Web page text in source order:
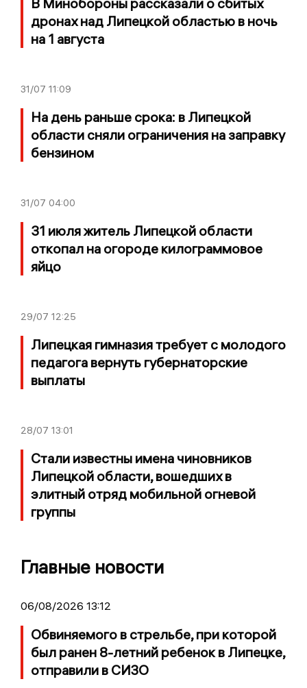
дронах над Липецкой областью в ночь
на 1 августа
31/07 11:09
На день раньше срока: в Липецкой
области сняли ограничения на заправку
бензином
31/07 04:00
31 июля житель Липецкой области
откопал на огороде килограммовое
яйцо
29/07 12:25
Липецкая гимназия требует с молодого
педагога вернуть губернаторские
выплаты
28/07 13:01
Стали известны имена чиновников
Липецкой области, вошедших в
элитный отряд мобильной огневой
группы
Главные новости
06/08/2026 13:12
Обвиняемого в стрельбе, при которой
был ранен 8-летний ребенок в Липецке,
отправили в СИЗО